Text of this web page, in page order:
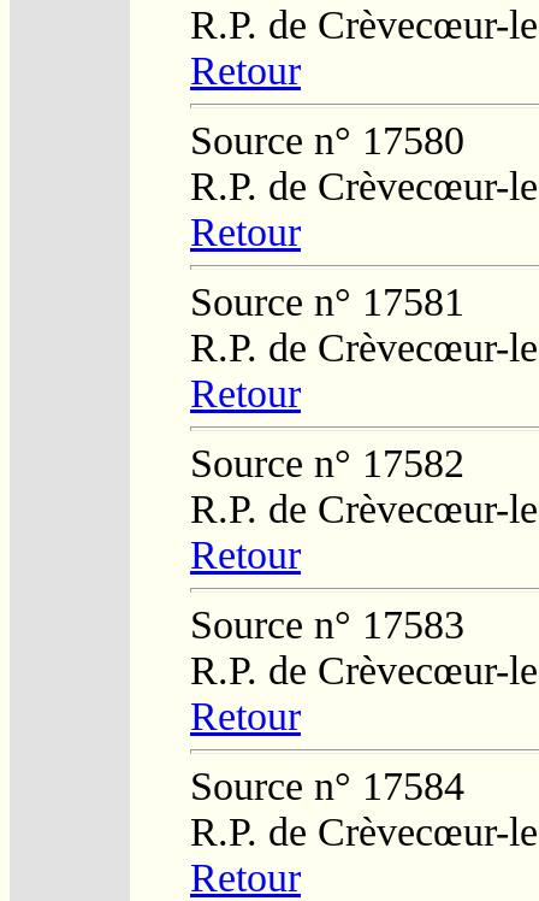
R.P. de Crèvecœur-
Retour
Source n° 17580
R.P. de Crèvecœur-
Retour
Source n° 17581
R.P. de Crèvecœur-
Retour
Source n° 17582
R.P. de Crèvecœur-
Retour
Source n° 17583
R.P. de Crèvecœur-
Retour
Source n° 17584
R.P. de Crèvecœur-
Retour